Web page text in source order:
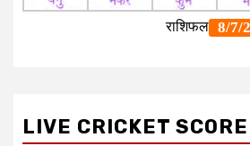
LIVE CRICKET SCORE